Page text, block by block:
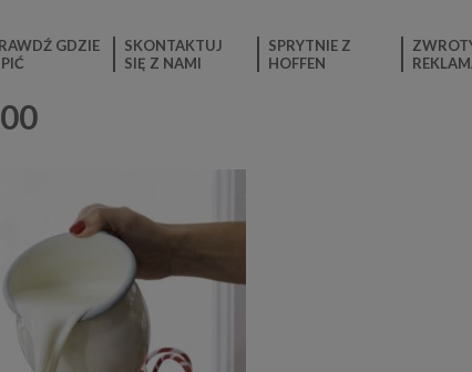
GDZIE
SKONTAKTUJ
SIĘ Z NAMI
SPRYTNIE Z
HOFFEN